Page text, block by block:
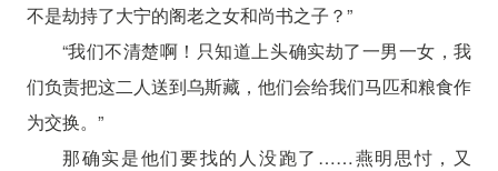
不是劫持了大宁的阁老之女和尚书之子？”
“我们不清楚啊！只知道上头确实劫了一男一女，我
们负责把这二人送到乌斯藏，他们会给我们马匹和粮食作
为交换。”
那确实是他们要找的人没跑了……燕明思忖，又